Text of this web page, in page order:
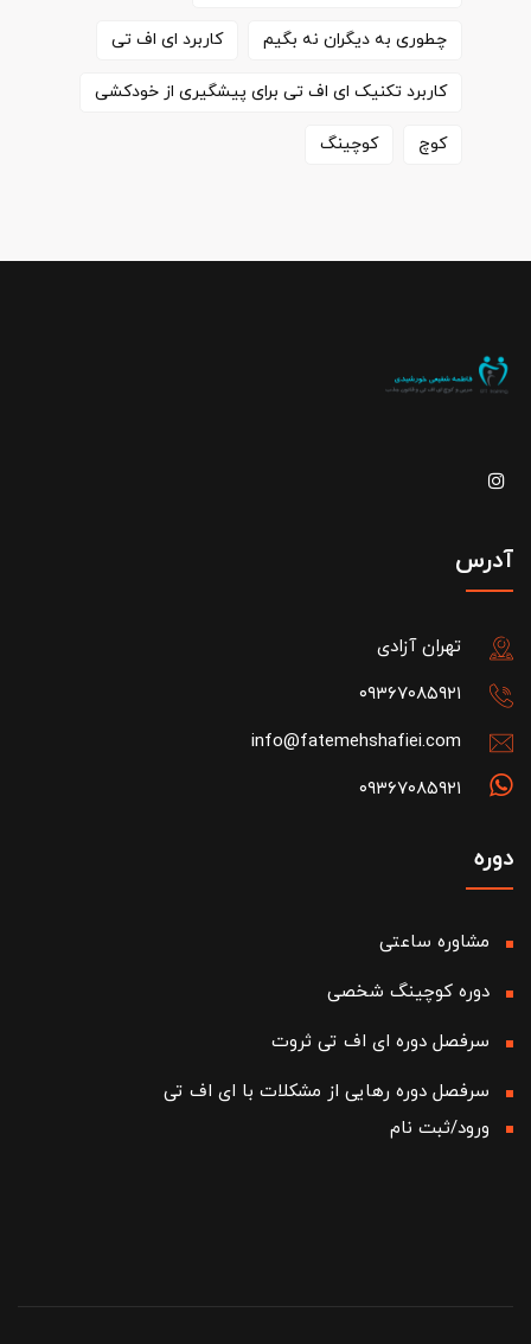
چطوری به دیگران نه بگیم کاربرد ای اف تی
کاربرد تکنیک ای اف تی برای پیشگیری از خودکشی
کوچ کوچینگ
آدرس
تهران آزادی
۰۹۳۶۷۰۸۵۹۲۱
info@fatemehshafiei.com
۰۹۳۶۷۰۸۵۹۲۱
دوره
مشاوره ساعتی
دوره کوچینگ شخصی
سرفصل دوره ای اف تی ثروت
سرفصل دوره رهایی از مشکلات با ای اف تی
ورود/ثبت نام